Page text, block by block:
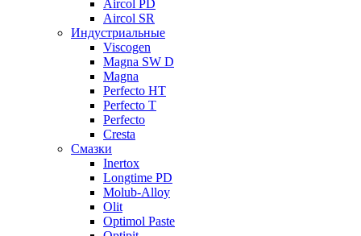
Aircol PD
Aircol SR
Индустриальные
Viscogen
Magna SW D
Magna
Perfecto HT
Perfecto T
Perfecto
Cresta
Смазки
Inertox
Longtime PD
Molub-Alloy
Olit
Optimol Paste